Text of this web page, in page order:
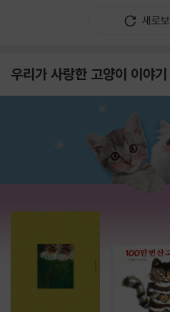
새로
우리가 사랑한 고양이 이야기